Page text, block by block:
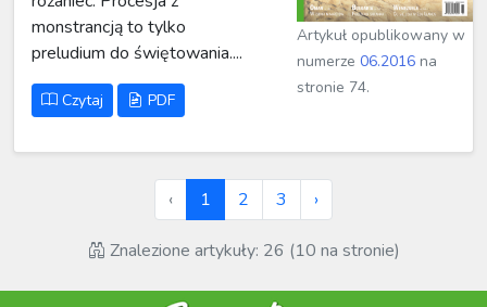
monstrancją to tylko
preludium do świętowania....
Czytaj PDF
Artykuł opublikowany w
numerze06.2016 na
stronie 74.
‹ 1 2 3 ›
Znalezione artykuły: 26 (10 na stronie)